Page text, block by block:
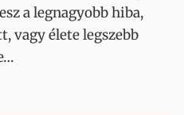
a legnagyobb hiba,
vagy élete legszebb